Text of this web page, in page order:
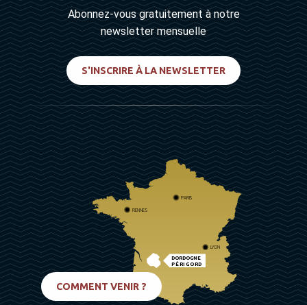
Abonnez-vous gratuitement à notre
newsletter mensuelle
S'INSCRIRE À LA NEWSLETTER
DORDOGNE
PÉRIGORD
PARIS
RENNES
LYON
COMMENT VENIR ?